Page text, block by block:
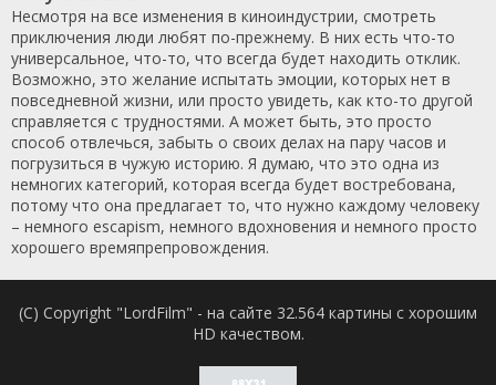
Несмотря на все изменения в киноиндустрии, смотреть
приключения люди любят по-прежнему. В них есть что-то
универсальное, что-то, что всегда будет находить отклик.
Возможно, это желание испытать эмоции, которых нет в
повседневной жизни, или просто увидеть, как кто-то другой
справляется с трудностями. А может быть, это просто
способ отвлечься, забыть о своих делах на пару часов и
погрузиться в чужую историю. Я думаю, что это одна из
немногих категорий, которая всегда будет востребована,
потому что она предлагает то, что нужно каждому человеку
– немного escapism, немного вдохновения и немного просто
хорошего времяпрепровождения.
(C) Copyright "LordFilm" - на сайте 32.564 картины с хорошим
HD качеством.